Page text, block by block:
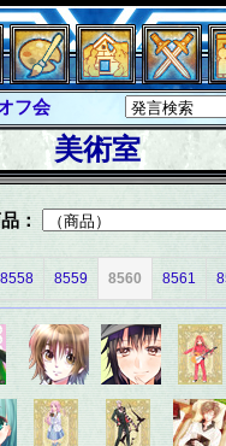
フ会
ックハーツ
ソロモン
美術室
：
8558 8559 8560 8561